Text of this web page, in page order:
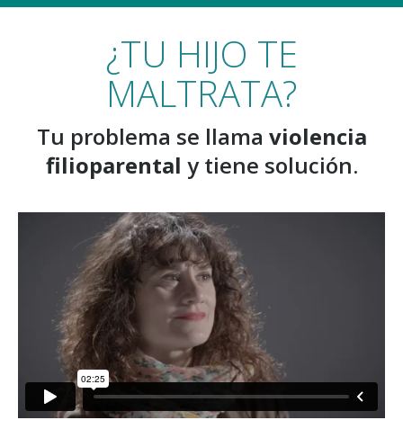
¿TU HIJO TE
MALTRATA?
Tu problema se llama violencia
filioparental y tiene solución.